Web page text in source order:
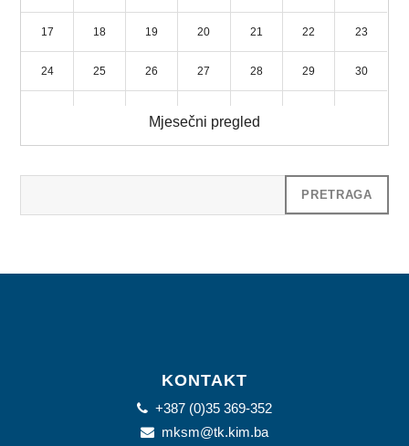
17 18 19 20 21 22 23
24 25 26 27 28 29 30
Mjesečni pregled
KONTAKT
+387 (0)35 369-352
mksm@tk.kim.ba
KONTAKT